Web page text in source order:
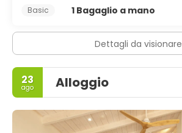
Basic
1 Bagaglio a mano
Dettagli da visionare
23
ago Alloggio